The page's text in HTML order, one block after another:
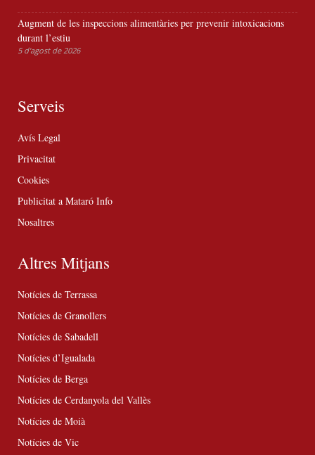
Augment de les inspeccions alimentàries per prevenir intoxicacions
durant l’estiu
5 d'agost de 2026
Serveis
Avís Legal
Privacitat
Cookies
Publicitat a Mataró Info
Nosaltres
Altres Mitjans
Notícies de Terrassa
Notícies de Granollers
Notícies de Sabadell
Notícies d’Igualada
Notícies de Berga
Notícies de Cerdanyola del Vallès
Notícies de Moià
Notícies de Vic